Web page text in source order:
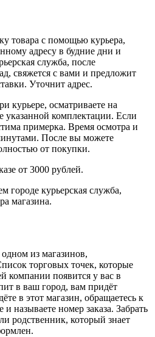
товара с помощью курьера,
адресу в будние дни и
служба, после
свяжется с вами и предложит
Уточнит адрес.
курьере, осматриваете на
указанной комплектации. Если
примерка. Время осмотра и
После вы можете
от покупки.
от 3000 рублей.
городе курьерская служба,
магазина.
из магазинов,
торговых точек, которые
компании появится у вас в
в ваш город, вам придёт
в этот магазин, обращаетесь к
и называете номер заказа. Забрать
родственник, который знает